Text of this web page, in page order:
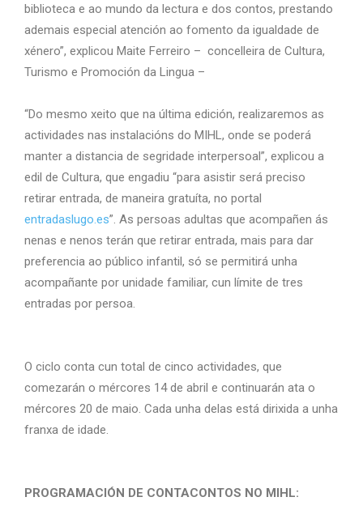
biblioteca e ao mundo da lectura e dos contos, prestando
ademais especial atención ao fomento da igualdade de
xénero”, explicou Maite Ferreiro – concelleira de Cultura,
Turismo e Promoción da Lingua –
“Do mesmo xeito que na última edición, realizaremos as
actividades nas instalacións do MIHL, onde se poderá
manter a distancia de segridade interpersoal”, explicou a
edil de Cultura, que engadiu “para asistir será preciso
retirar entrada, de maneira gratuíta, no portal
entradaslugo.es”. As persoas adultas que acompañen ás
nenas e nenos terán que retirar entrada, mais para dar
preferencia ao público infantil, só se permitirá unha
acompañante por unidade familiar, cun límite de tres
entradas por persoa.
O ciclo conta cun total de cinco actividades, que
comezarán o mércores 14 de abril e continuarán ata o
mércores 20 de maio. Cada unha delas está dirixida a unha
franxa de idade.
PROGRAMACIÓN DE CONTACONTOS NO MIHL: